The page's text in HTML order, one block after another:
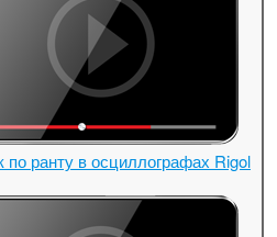
по ранту в осциллографах Rigol